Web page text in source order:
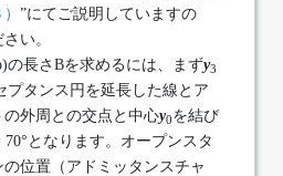
）”にてご説明していますの
い。
長さBを求めるには、まずy3
プタンス円を延長した線とア
の外周との交点と中心y0を結び
70°となります。オープンスタ
位置（アドミッタンスチャ